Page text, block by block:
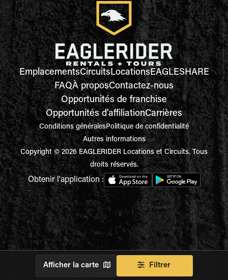
Afficher la carte Filtrer
EmplacementsCircuitsLocationsEAGLESHARE
FAQÀ proposContactez-nous
Opportunités de franchise
Opportunités d'affiliationCarrières
Conditions généralesPolitique de confidentialité
Autres informations
Copyright © 2026 EAGLERIDER Locations et Circuits. Tous
droits réservés.
Obtenir l'application :